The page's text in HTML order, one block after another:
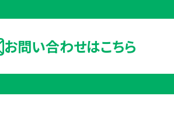
お問い合わせはこちら